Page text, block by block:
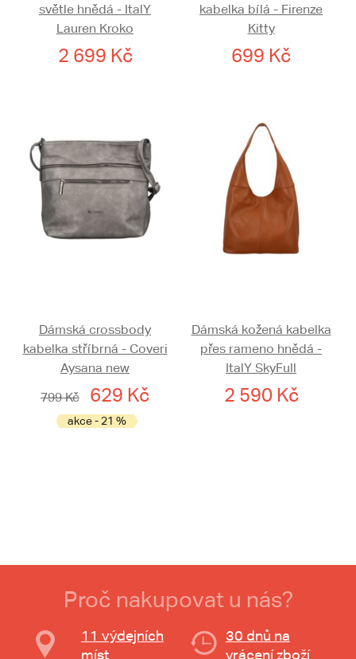
světle hnědá - ItalY
Lauren Kroko
2 699 Kč
kabelka bílá - Firenze
Kitty
699 Kč
Dámská crossbody
kabelka stříbrná - Coveri
Aysana new
799 Kč
629 Kč
akce - 21 %
Dámská kožená kabelka
přes rameno hnědá -
ItalY SkyFull
2 590 Kč
Proč nakupovat u nás?
11 výdejních
míst
30 dnů na
vrácení zboží